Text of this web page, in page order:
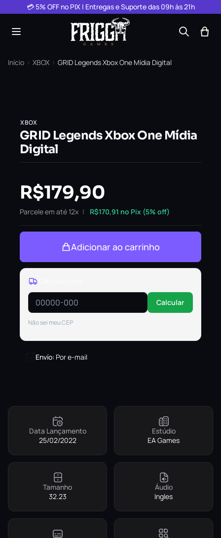
Pular para o conteúdo
💳 5% OFF no PIX | Entregas e Suporte das 09h às 21h
Início › XBOX › GRID Legends Xbox One Mídia Digital
XBOX
GRID Legends Xbox One Mídia
Digital
R$179,90
Parcele em até 12x R$170,91 no Pix (5% off)
Adicionar ao carrinho
Calcular
Não sei meu CEP
Envío: Por e-mail
Data Lançamento
25/02/2022
Estúdio
EA Games
Tamanho
32.23
Áudio
Ingles